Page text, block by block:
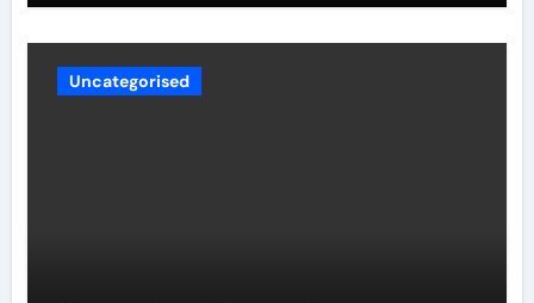
Uncategorised